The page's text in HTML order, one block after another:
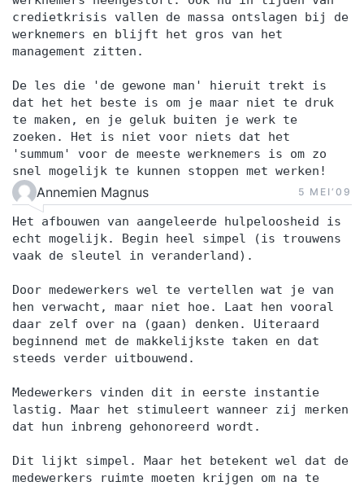
credietkrisis vallen de massa ontslagen bij de
werknemers en blijft het gros van het
management zitten.
De les die 'de gewone man' hieruit trekt is
dat het het beste is om je maar niet te druk
te maken, en je geluk buiten je werk te
zoeken. Het is niet voor niets dat het
'summum' voor de meeste werknemers is om zo
snel mogelijk te kunnen stoppen met werken!
Annemien Magnus 5 MEI‘09
Het afbouwen van aangeleerde hulpeloosheid is
echt mogelijk. Begin heel simpel (is trouwens
vaak de sleutel in veranderland).
Door medewerkers wel te vertellen wat je van
hen verwacht, maar niet hoe. Laat hen vooral
daar zelf over na (gaan) denken. Uiteraard
beginnend met de makkelijkste taken en dat
steeds verder uitbouwend.
Medewerkers vinden dit in eerste instantie
lastig. Maar het stimuleert wanneer zij merken
dat hun inbreng gehonoreerd wordt.
Dit lijkt simpel. Maar het betekent wel dat de
medewerkers ruimte moeten krijgen om na te